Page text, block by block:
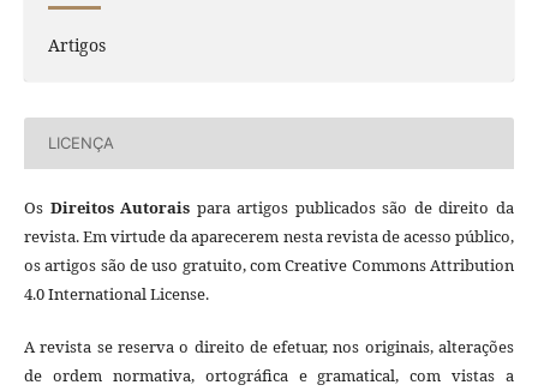
Artigos
LICENÇA
Os Direitos Autorais para artigos publicados são de direito da
revista. Em virtude da aparecerem nesta revista de acesso público,
os artigos são de uso gratuito, com Creative Commons Attribution
4.0 International License.
A revista se reserva o direito de efetuar, nos originais, alterações
de ordem normativa, ortográfica e gramatical, com vistas a